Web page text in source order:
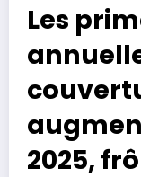
Les
2025,